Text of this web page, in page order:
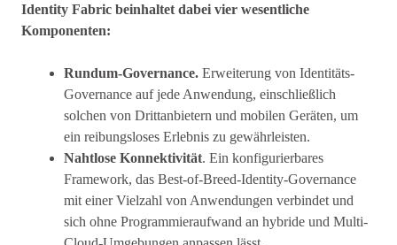
Identity Fabric beinhaltet dabei vier wesentliche
Komponenten:
Rundum-Governance.Erweiterung von Identitäts-
Governance auf jede Anwendung, einschließlich
solchen von Drittanbietern und mobilen Geräten, um
ein reibungsloses Erlebnis zu gewährleisten.
Nahtlose Konnektivität. Ein konfigurierbares
Framework, das Best-of-Breed-Identity-Governance
mit einer Vielzahl von Anwendungen verbindet und
sich ohne Programmieraufwand an hybride und Multi-